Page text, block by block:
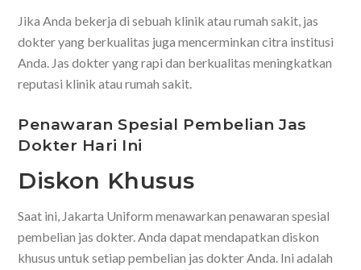
Jika Anda bekerja di sebuah klinik atau rumah sakit, jas
dokter yang berkualitas juga mencerminkan citra institusi
Anda. Jas dokter yang rapi dan berkualitas meningkatkan
reputasi klinik atau rumah sakit.
Penawaran Spesial Pembelian Jas
Dokter Hari Ini
Diskon Khusus
Saat ini, Jakarta Uniform menawarkan penawaran spesial
pembelian jas dokter. Anda dapat mendapatkan diskon
khusus untuk setiap pembelian jas dokter Anda. Ini adalah